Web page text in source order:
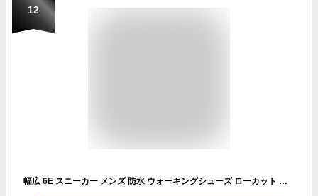
12
幅広 6E スニーカー メンズ 防水 ウォーキングシューズ ローカット 衝撃吸収 防滑底 紐靴 黒 茶 紺 24.5~27cm エドウィン EDWIN edm70｜正規販売店